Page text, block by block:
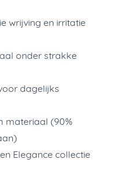
wrijving en irritatie
onder strakke
dagelijks
materiaal (90%
Elegance collectie